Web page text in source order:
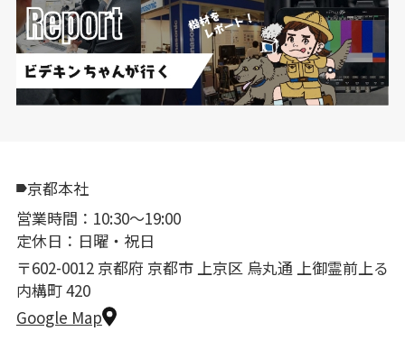
京都本社
営業時間：10:30〜19:00
定休日：日曜・祝日
〒602-0012 京都府 京都市 上京区 烏丸通 上御霊前上る
内構町 420
Google Map